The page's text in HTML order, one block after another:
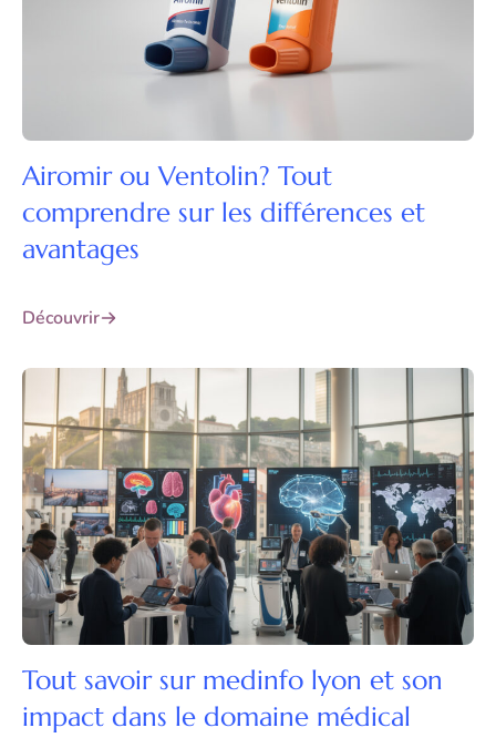
Airomir ou Ventolin? Tout
comprendre sur les différences et
avantages
Découvrir
Tout savoir sur medinfo lyon et son
impact dans le domaine médical